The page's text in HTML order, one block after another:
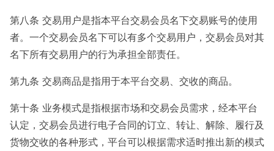
第八条 交易用户是指本平台交易会员名下交易账号的使用
者。一个交易会员名下可以有多个交易用户，交易会员对其
名下所有交易用户的行为承担全部责任。
第九条 交易商品是指用于本平台交易、交收的商品。
第十条 业务模式是指根据市场和交易会员需求，经本平台
认定，交易会员进行电子合同的订立、转让、解除、履行及
货物交收的各种形式，平台可以根据需求适时推出新的模式